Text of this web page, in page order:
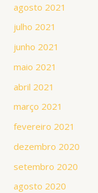
agosto 2021
julho 2021
junho 2021
maio 2021
abril 2021
março 2021
fevereiro 2021
dezembro 2020
setembro 2020
agosto 2020